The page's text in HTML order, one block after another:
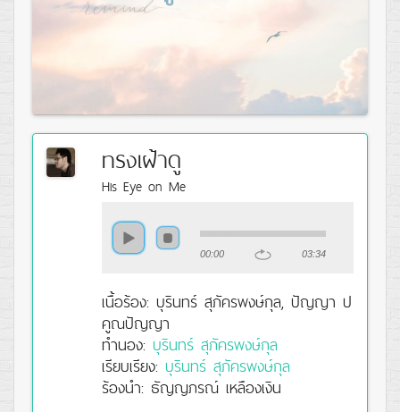
ทรงเฝ้าดู
His Eye on Me
00:00 03:34
เนื้อร้อง: บุรินทร์​ สุภัครพงษ์กุล, ปัญญา ป
คูณปัญญา
ทำนอง:บุรินทร์ สุภัครพงษ์กุล
เรียบเรียง:บุรินทร์ สุภัครพงษ์กุล
ร้องนำ: ธัญญภรณ์ เหลืองเงิน